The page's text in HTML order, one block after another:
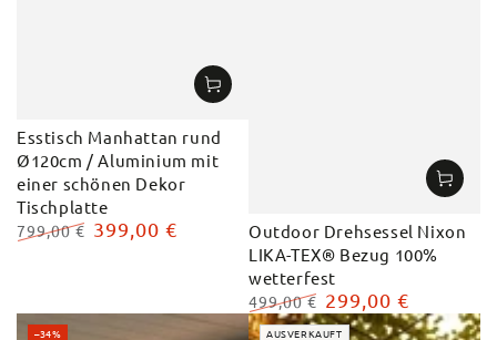
Esstisch Manhattan rund
Ø120cm / Aluminium mit
einer schönen Dekor
Tischplatte
799,00 € 399,00 €
Outdoor Drehsessel Nixon
LIKA-TEX® Bezug 100%
wetterfest
Regulärer
499,00 €
Verkaufspreis
299,00 €
–34% AUSVERKAUFT